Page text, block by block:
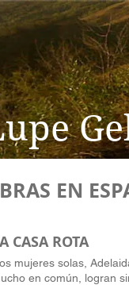
EN
mujeres solas,
en común, logran
CASA ROTA